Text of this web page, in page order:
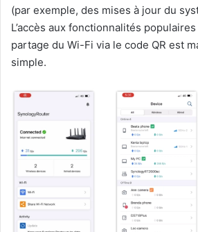
(par exemple, des mises à jour du
L’accès aux fonctionnalités
partage du Wi-Fi via le code QR est
simple.